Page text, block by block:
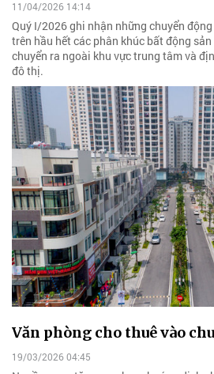
11/04/2026 14:14
Quý I/2026 ghi nhận những chuyển
trên hầu hết các phân khúc bất động
chuyển ra ngoài khu vực trung tâm và
đô thị.
Văn phòng cho thuê vào
19/03/2026 04:45